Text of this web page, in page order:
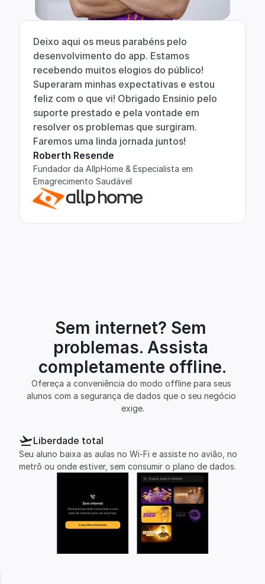
Deixo aqui os meus parabéns pelo
desenvolvimento do app. Estamos
recebendo muitos elogios do público!
Superaram minhas expectativas e estou
feliz com o que vi! Obrigado Ensinio pelo
suporte prestado e pela vontade em
resolver os problemas que surgiram.
Faremos uma linda jornada juntos!
Roberth Resende
Fundador da AllpHome & Especialista em
Emagrecimento Saudável
Sem internet? Sem
problemas. Assista
completamente offline.
Ofereça a conveniência do modo offline para seus
alunos com a segurança de dados que o seu negócio
exige.
Liberdade total
Seu aluno baixa as aulas no Wi-Fi e assiste no avião, no
metrô ou onde estiver, sem consumir o plano de dados.